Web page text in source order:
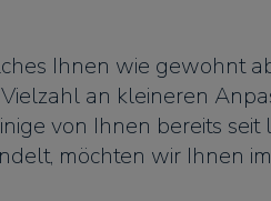
Ihnen wie gewohnt
an kleineren
von Ihnen bereits
möchten wir Ihnen